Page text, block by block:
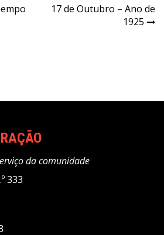
17 de Outubro – Ano de
1925
da comunidade
333